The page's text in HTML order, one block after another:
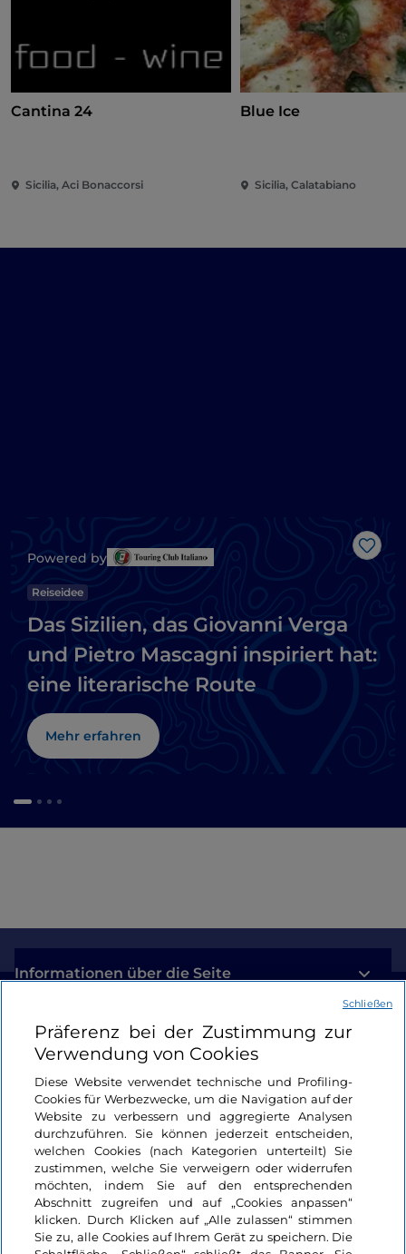
Cantina 24
Sicilia, Aci Bonaccorsi
Blue Ice
Sicilia, Calatabiano
Like
Powered by
Reiseidee
Das Sizilien, das Giovanni Verga
und Pietro Mascagni inspiriert hat:
eine literarische Route
Mehr erfahren
Informationen über die Seite
Nützliche Links
Login
Bleiben wir in Kontakt
Präferenz bei der Zustimmung zur
Verwendung von Cookies
Diese Website verwendet technische und Profiling-
Cookies für Werbezwecke, um die Navigation auf der
Website zu verbessern und aggregierte Analysen
durchzuführen. Sie können jederzeit entscheiden,
welchen Cookies (nach Kategorien unterteilt) Sie
zustimmen, welche Sie verweigern oder widerrufen
möchten, indem Sie auf den entsprechenden
Abschnitt zugreifen und auf „Cookies anpassen“
klicken. Durch Klicken auf „Alle zulassen“ stimmen
Sie zu, alle Cookies auf Ihrem Gerät zu speichern. Die
Schließen